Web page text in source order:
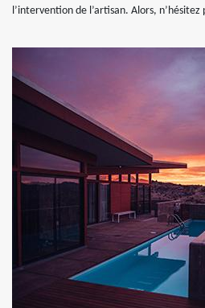
l’intervention de l’artisan. Alors, n’hésitez